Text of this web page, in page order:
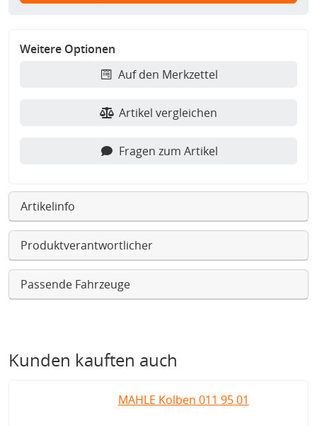
Weitere Optionen
Auf den Merkzettel
Artikel vergleichen
Fragen zum Artikel
Artikelinfo
Produktverantwortlicher
Passende Fahrzeuge
Kunden kauften auch
MAHLE Kolben 011 95 01